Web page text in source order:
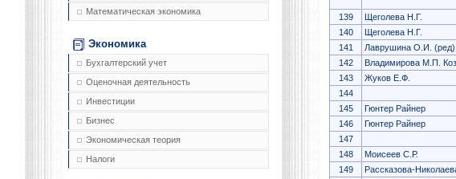
Математическая экономика
Экономика
Бухгалтерский учет
Оценочная деятельность
Инвестиции
Бизнес
Экономическая теория
Налоги
139
Щеголева Н.Г.
140
Щеголева Н.Г.
141
Лаврушина О.И. (ред)
142
Владимирова М.П.
143
Жуков Е.Ф.
144
145
Гюнтер Райнер
146
Гюнтер Райнер
147
148
Моисеев С.Р.
149
Рассказова-